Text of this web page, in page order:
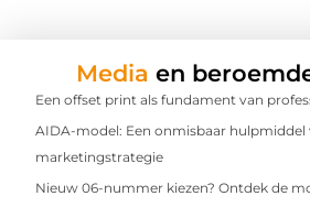
Media en
Een offset print als fundament van
AIDA-model: Een onmisbaar hulpmiddel
marketingstrategie
Nieuw 06-nummer kiezen? Ontdek de